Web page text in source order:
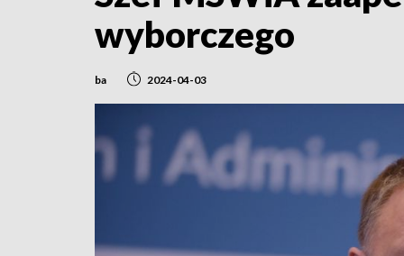
wyborczego
ba 2024-04-03